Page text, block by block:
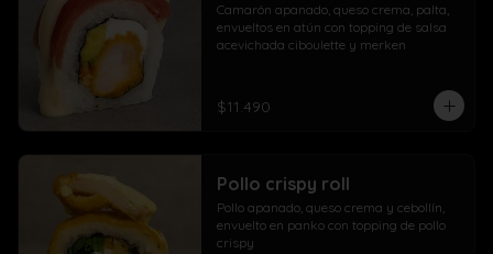
Camarón apanado, queso crema, palta,
envueltos en atún con topping de salsa
acevichada ciboulette y merken
$11.490
Pollo crispy roll
Pollo apanado, queso crema y cebollín,
envuelto en panko con topping de pollo
crispy